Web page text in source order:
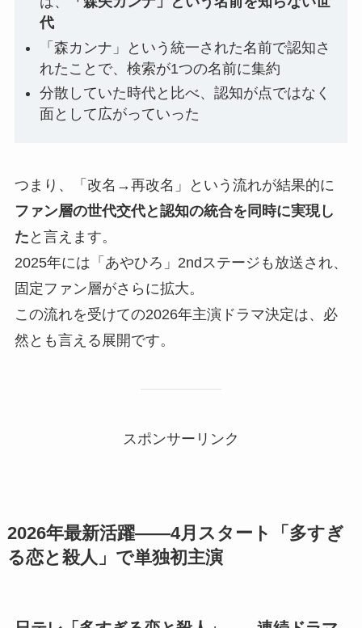
代
「森カンナ」という統一された名前で認知さ
れたことで、検索が1つの名前に集約
分散していた時代と比べ、認知が点ではなく
面として広がっていった
つまり、「改名→再改名」という流れが結果的に
ファン層の世代交代と認知の統合を同時に実現し
た と言えます。
2025年には「あやひろ」2ndステージも放送され、
固定ファン層がさらに拡大。
この流れを受けての2026年主演ドラマ決定は、必
然とも言える展開です。
スポンサーリンク
2026年最新活躍——4月スタート「多すぎ
る恋と殺人」で単独初主演